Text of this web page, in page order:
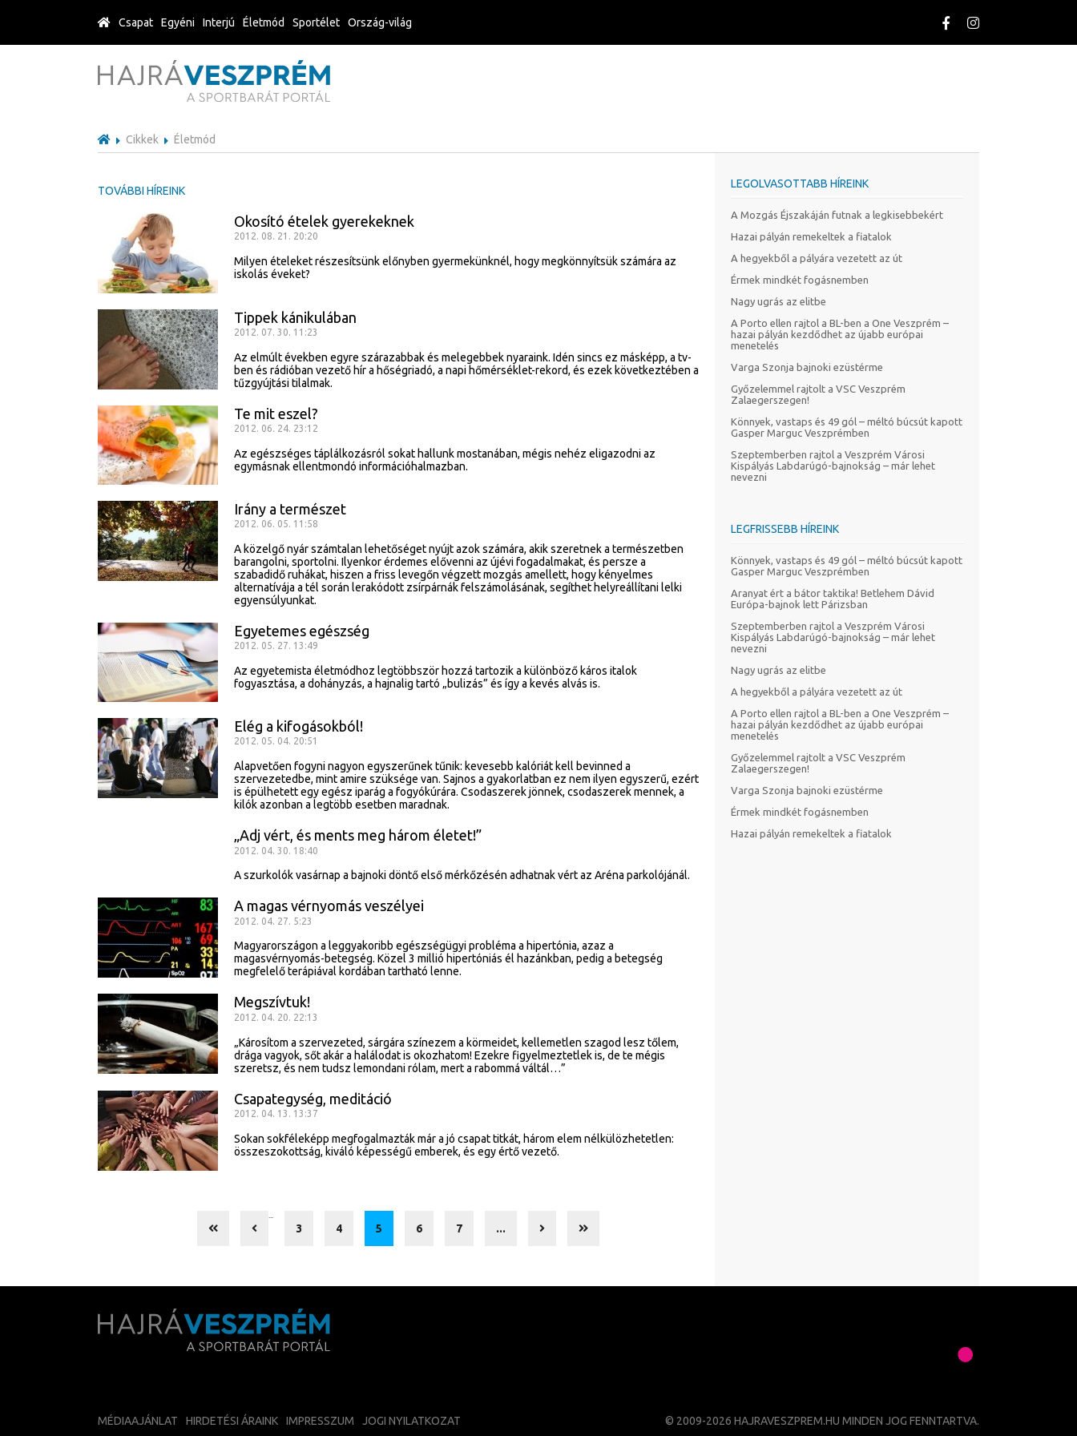
Cikkek Életmód
TOVÁBBI HÍREINK
Okosító ételek gyerekeknek
2012. 08. 21. 20:20
Milyen ételeket részesítsünk előnyben gyermekünknél, hogy megkönnyítsük számára az
iskolás éveket?
Tippek kánikulában
2012. 07. 30. 11:23
Az elmúlt években egyre szárazabbak és melegebbek nyaraink. Idén sincs ez másképp, a tv-
ben és rádióban vezető hír a hőségriadó, a napi hőmérséklet-rekord, és ezek következtében a
tűzgyújtási tilalmak.
Te mit eszel?
2012. 06. 24. 23:12
Az egészséges táplálkozásról sokat hallunk mostanában, mégis nehéz eligazodni az
egymásnak ellentmondó információhalmazban.
Irány a természet
2012. 06. 05. 11:58
A közelgő nyár számtalan lehetőséget nyújt azok számára, akik szeretnek a természetben
barangolni, sportolni. Ilyenkor érdemes elővenni az újévi fogadalmakat, és persze a
szabadidő ruhákat, hiszen a friss levegőn végzett mozgás amellett, hogy kényelmes
alternatívája a tél során lerakódott zsírpárnák felszámolásának, segíthet helyreállítani lelki
egyensúlyunkat.
Egyetemes egészség
2012. 05. 27. 13:49
Az egyetemista életmódhoz legtöbbször hozzá tartozik a különböző káros italok
fogyasztása, a dohányzás, a hajnalig tartó „bulizás” és így a kevés alvás is.
Elég a kifogásokból!
2012. 05. 04. 20:51
Alapvetően fogyni nagyon egyszerűnek tűnik: kevesebb kalóriát kell bevinned a
szervezetedbe, mint amire szüksége van. Sajnos a gyakorlatban ez nem ilyen egyszerű, ezért
is épülhetett egy egész iparág a fogyókúrára. Csodaszerek jönnek, csodaszerek mennek, a
kilók azonban a legtöbb esetben maradnak.
„Adj vért, és ments meg három életet!”
2012. 04. 30. 18:40
A szurkolók vasárnap a bajnoki döntő első mérkőzésén adhatnak vért az Aréna parkolójánál.
A magas vérnyomás veszélyei
2012. 04. 27. 5:23
Magyarországon a leggyakoribb egészségügyi probléma a hipertónia, azaz a
magasvérnyomás-betegség. Közel 3 millió hipertóniás él hazánkban, pedig a betegség
megfelelő terápiával kordában tartható lenne.
Megszívtuk!
2012. 04. 20. 22:13
„Károsítom a szervezeted, sárgára színezem a körmeidet, kellemetlen szagod lesz tőlem,
drága vagyok, sőt akár a halálodat is okozhatom! Ezekre figyelmeztetlek is, de te mégis
szeretsz, és nem tudsz lemondani rólam, mert a rabommá váltál…”
Csapategység, meditáció
2012. 04. 13. 13:37
Sokan sokféleképp megfogalmazták már a jó csapat titkát, három elem nélkülözhetetlen:
összeszokottság, kiváló képességű emberek, és egy értő vezető.
3 4 5 6 7 ...
LEGOLVASOTTABB HÍREINK
A Mozgás Éjszakáján futnak a legkisebbekért
Hazai pályán remekeltek a fiatalok
A hegyekből a pályára vezetett az út
Érmek mindkét fogásnemben
Nagy ugrás az elitbe
A Porto ellen rajtol a BL-ben a One Veszprém –
hazai pályán kezdődhet az újabb európai
menetelés
Varga Szonja bajnoki ezüstérme
Győzelemmel rajtolt a VSC Veszprém
Zalaegerszegen!
Könnyek, vastaps és 49 gól – méltó búcsút kapott
Gasper Marguc Veszprémben
Szeptemberben rajtol a Veszprém Városi
Kispályás Labdarúgó-bajnokság – már lehet
nevezni
LEGFRISSEBB HÍREINK
Könnyek, vastaps és 49 gól – méltó búcsút kapott
Gasper Marguc Veszprémben
Aranyat ért a bátor taktika! Betlehem Dávid
Európa-bajnok lett Párizsban
Szeptemberben rajtol a Veszprém Városi
Kispályás Labdarúgó-bajnokság – már lehet
nevezni
Nagy ugrás az elitbe
A hegyekből a pályára vezetett az út
A Porto ellen rajtol a BL-ben a One Veszprém –
hazai pályán kezdődhet az újabb európai
menetelés
Győzelemmel rajtolt a VSC Veszprém
Zalaegerszegen!
Varga Szonja bajnoki ezüstérme
Érmek mindkét fogásnemben
Hazai pályán remekeltek a fiatalok
MÉDIAAJÁNLAT HIRDETÉSI ÁRAINK IMPRESSZUM JOGI NYILATKOZAT © 2009-2026 HAJRAVESZPREM.HU MINDEN JOG FENNTARTVA.
Csapat Egyéni Interjú Életmód Sportélet Ország-világ